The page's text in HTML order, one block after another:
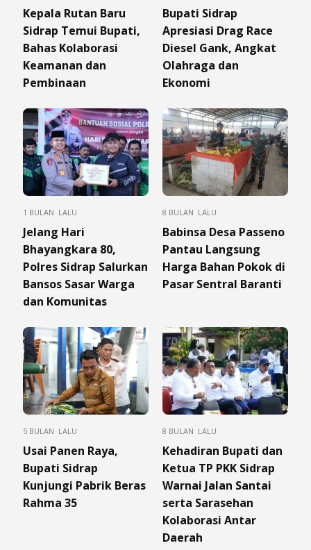
Kepala Rutan Baru
Sidrap Temui Bupati,
Bahas Kolaborasi
Keamanan dan
Pembinaan
Bupati Sidrap
Apresiasi Drag Race
Diesel Gank, Angkat
Olahraga dan
Ekonomi
1 BULAN LALU
Jelang Hari
Bhayangkara 80,
Polres Sidrap Salurkan
Bansos Sasar Warga
dan Komunitas
8 BULAN LALU
Babinsa Desa Passeno
Pantau Langsung
Harga Bahan Pokok di
Pasar Sentral Baranti
5 BULAN LALU
Usai Panen Raya,
Bupati Sidrap
Kunjungi Pabrik Beras
Rahma 35
8 BULAN LALU
Kehadiran Bupati dan
Ketua TP PKK Sidrap
Warnai Jalan Santai
serta Sarasehan
Kolaborasi Antar
Daerah